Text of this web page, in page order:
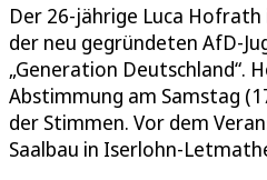
Der 26-jährige Luca
der neu gegründeten AfD-
„Generation Deutschland“.
Abstimmung am Samstag
der Stimmen. Vor dem
Saalbau in Iserlohn-